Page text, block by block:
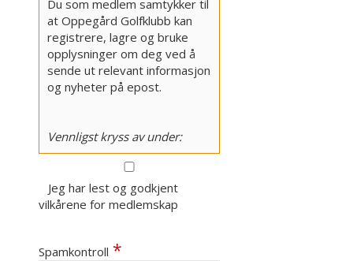
Du som medlem samtykker til
at Oppegård Golfklubb kan
registrere, lagre og bruke
opplysninger om deg ved å
sende ut relevant informasjon
og nyheter på epost.
Vennligst kryss av under:
Jeg har lest og godkjent
vilkårene for medlemskap
Spamkontroll